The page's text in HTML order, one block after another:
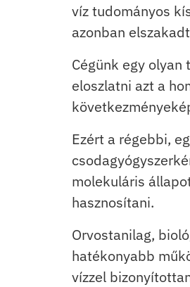
víz tudományos
azonban
Cégünk egy
eloszlatni azt a
Ezért a régebbi,
molekuláris
hasznosítani.
Orvostanilag,
hatékonyabb
vízzel